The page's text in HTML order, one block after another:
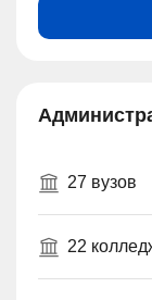
27 вузов
22